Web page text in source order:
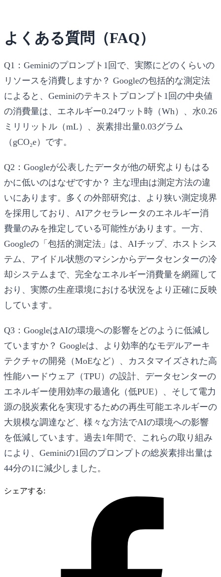
よくある質問（FAQ）
Q1：Geminiのプロンプト1回で、実際にどのくらいの
リソースを消費しますか？ Googleの包括的な測定法
によると、Geminiのテキストプロンプト1回の中央値
の消費量は、エネルギー0.24ワット時（Wh）、水0.26
ミリリットル（mL）、炭素排出量0.03グラム
（gCO₂e）です。
Q2：Googleが公表したデータが他の研究よりもはる
かに低いのはなぜですか？ 主な理由は測定方法の違
いにあります。多くの外部研究は、より狭い測定境界
を採用しており、AIアクセラレータのエネルギー消
費量のみを推定している可能性があります。一方、
Googleの「包括的測定法」は、AIチップ、ホストシス
テム、アイドル状態のマシンからデータセンターの冷
却システムまで、完全なエネルギー消費量を網羅して
おり、実際の生産環境における状況をより正確に反映
しています。
Q3：GoogleはAIの環境への影響をどのように低減し
ていますか？ Googleは、より効率的なモデルアーキ
テクチャの開発（MoEなど）、カスタマイズされた高
性能ハードウェア（TPU）の設計、データセンターの
エネルギー使用効率の最適化（低PUE）、そして電力
源の脱炭素化を実現するための再生可能エネルギーの
大規模な調達など、様々な方法でAIの環境への影響
を低減しています。過去1年間で、これらの取り組み
により、Geminiの1回のプロンプトの総炭素排出量は
44分の1に減少しました。
シェアする: